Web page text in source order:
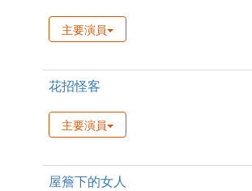
主要演員
花招怪客
主要演員
屋簷下的女人